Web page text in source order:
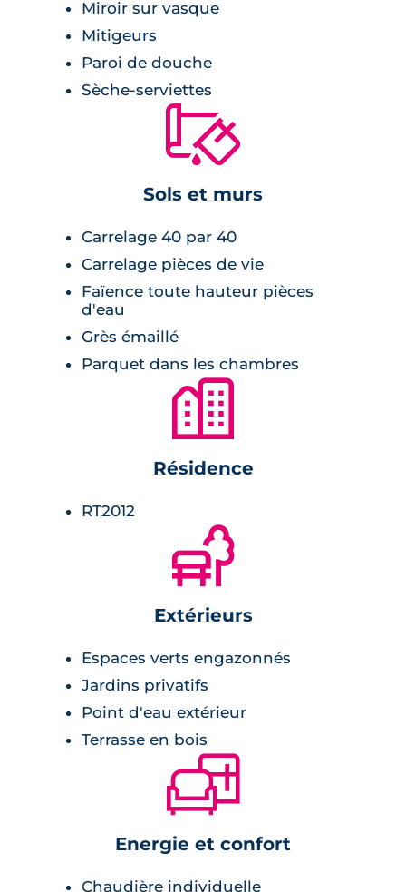
Miroir sur vasque
Mitigeurs
Paroi de douche
Sèche-serviettes
🔨
Sols et murs
Carrelage 40 par 40
Carrelage pièces de vie
Faïence toute hauteur pièces
d'eau
Grès émaillé
Parquet dans les chambres
🏙
Résidence
RT2012
🌲
Extérieurs
Espaces verts engazonnés
Jardins privatifs
Point d'eau extérieur
Terrasse en bois
🛋
Energie et confort
Chaudière individuelle